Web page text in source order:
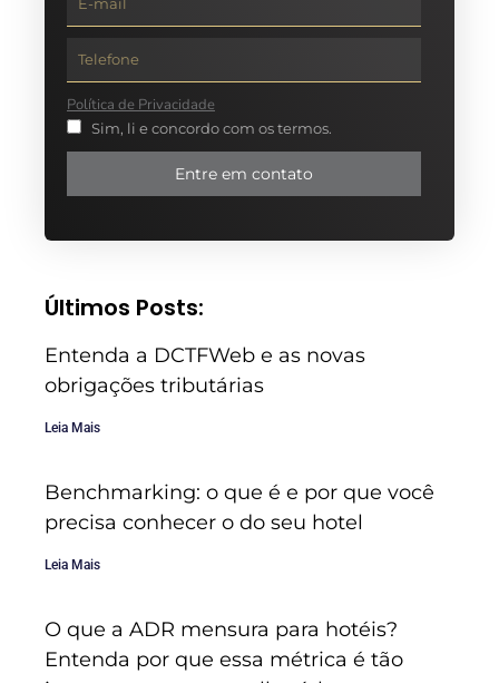
Política de Privacidade
Sim, li e concordo com os termos.
Entre em contato
Últimos Posts:
Entenda a DCTFWeb e as novas
obrigações tributárias
Leia Mais
Benchmarking: o que é e por que você
precisa conhecer o do seu hotel
Leia Mais
O que a ADR mensura para hotéis?
Entenda por que essa métrica é tão